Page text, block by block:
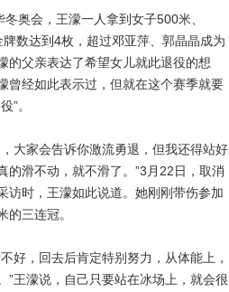
奥会，王濛一人拿到女子500米、
数达到4枚，超过邓亚萍、郭晶晶成为
的父亲表达了希望女儿就此退役的想
曾经如此表示过，但就在这个赛季就要
”。
家会告诉你激流勇退，但我还得站好
的滑不动，就不滑了。”3月22日，取消
访时，王濛如此说道。她刚刚带伤参加
三连冠。
，回去后肯定特别努力，从体能上，
王濛说，自己只要站在冰场上，就会很